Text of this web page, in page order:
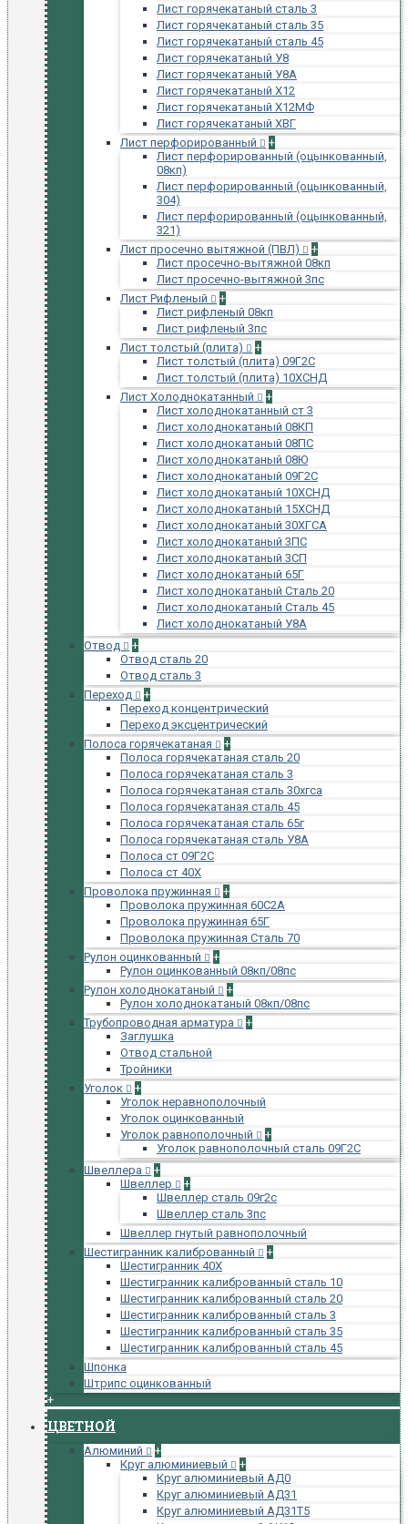
Лист горячекатаный сталь 3
Лист горячекатаный сталь 35
Лист горячекатаный сталь 45
Лист горячекатаный У8
Лист горячекатаный У8А
Лист горячекатаный Х12
Лист горячекатаный Х12МФ
Лист горячекатаный ХВГ
Лист перфорированный
+
Лист перфорированный (оцынкованный,
08кп)
Лист перфорированный (оцынкованный,
304)
Лист перфорированный (оцынкованный,
321)
Лист просечно вытяжной (ПВЛ)
+
Лист просечно-вытяжной 08кп
Лист просечно-вытяжной 3пс
Лист Рифленый
+
Лист рифленый 08кп
Лист рифленый 3пс
Лист толстый (плита)
+
Лист толстый (плита) 09Г2С
Лист толстый (плита) 10ХСНД
Лист Холоднокатанный
+
Лист холоднокатанный ст 3
Лист холоднокатаный 08КП
Лист холоднокатаный 08ПС
Лист холоднокатаный 08Ю
Лист холоднокатаный 09Г2С
Лист холоднокатаный 10ХСНД
Лист холоднокатаный 15ХСНД
Лист холоднокатаный 30ХГСА
Лист холоднокатаный 3ПС
Лист холоднокатаный 3СП
Лист холоднокатаный 65Г
Лист холоднокатаный Сталь 20
Лист холоднокатаный Сталь 45
Лист холоднокатаный У8А
Отвод
+
Отвод сталь 20
Отвод сталь 3
Переход
+
Переход концентрический
Переход эксцентрический
Полоса горячекатаная
+
Полоса горячекатаная сталь 20
Полоса горячекатаная сталь 3
Полоса горячекатаная сталь 30хгса
Полоса горячекатаная сталь 45
Полоса горячекатаная сталь 65г
Полоса горячекатаная сталь У8А
Полоса ст 09Г2С
Полоса ст 40Х
Проволока пружинная
+
Проволока пружинная 60С2А
Проволока пружинная 65Г
Проволока пружинная Сталь 70
Рулон оцинкованный
+
Рулон оцинкованный 08кп/08пс
Рулон холоднокатаный
+
Рулон холоднокатаный 08кп/08пс
Трубопроводная арматура
+
Заглушка
Отвод стальной
Тройники
Уголок
+
Уголок неравнополочный
Уголок оцинкованный
Уголок равнополочный
+
Уголок равнополочный сталь 09Г2С
Швеллера
+
Швеллер
+
Швеллер сталь 09г2с
Швеллер сталь 3пс
Швеллер гнутый равнополочный
Шестигранник калиброванный
+
Шестигранник 40Х
Шестигранник калиброванный сталь 10
Шестигранник калиброванный сталь 20
Шестигранник калиброванный сталь 3
Шестигранник калиброванный сталь 35
Шестигранник калиброванный сталь 45
Шпонка
Штрипс оцинкованный
+
ЦВЕТНОЙ
Алюминий
+
Круг алюминиевый
+
Круг алюминиевый АД0
Круг алюминиевый АД31
Круг алюминиевый АД31Т5